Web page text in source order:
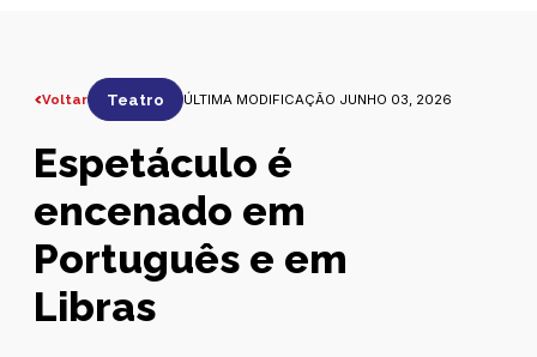
Voltar Teatro ÚLTIMA MODIFICAÇÃO JUNHO 03, 2026
Espetáculo é
encenado em
Português e em
Libras